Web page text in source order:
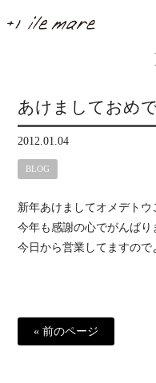
あけましておめ
2012.01.04
BLOG
新年あけましてオメデトウ
今年も感謝の心でがんばり
今日から営業してますので
« 前のページ